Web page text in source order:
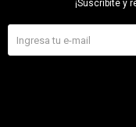
¡Suscribite y